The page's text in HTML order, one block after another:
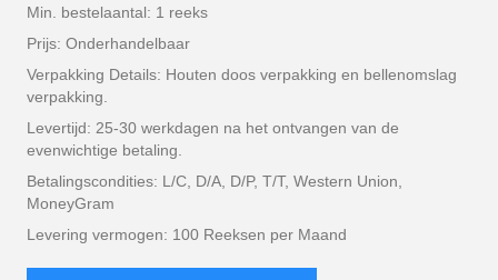
Min. bestelaantal: 1 reeks
Prijs: Onderhandelbaar
Verpakking Details: Houten doos verpakking en bellenomslag
verpakking.
Levertijd: 25-30 werkdagen na het ontvangen van de
evenwichtige betaling.
Betalingscondities: L/C, D/A, D/P, T/T, Western Union,
MoneyGram
Levering vermogen: 100 Reeksen per Maand